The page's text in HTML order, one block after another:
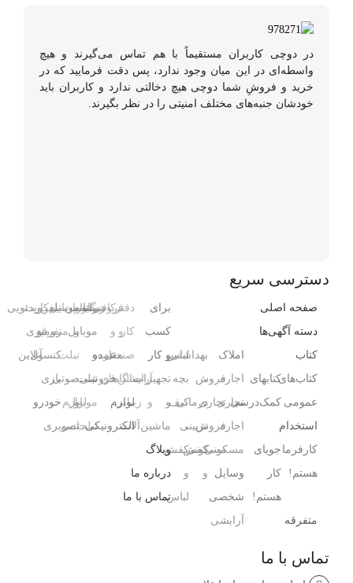
در دوچی کاربران مستقیماً با هم تماس می‌گیرند و هیچ
واسطه‌ای در این میان وجود ندارد، پس دقت فرمایید که در
خرید و فروشِ شما دوچی هیچ دخالتی ندارد و کاربران باید
خودشان جنبه‌های مختلف امنیتی را در نظر بگیرند.
دسترسی سریع
صفحه اصلی
دسته آگهی‌ها
کتاب
کتاب‌های
عمومی
کتابهای
کمک‌درسی
استخدام
کارفرما
هستم!
جویای
کار
هستم!
متفرقه
املاک
اجاره
تجاری
اجاره
مسکونی
فروش
تجاری
فروش
مسکونی
وسایل
شخصی
آرایشی ،
بهداشتی
،
درمانی
تزیینی
کفش
و
لباس
بچه
کیف
،
کفش
و
لباس
برای
کسب
و کار
تجهیزات
و
ماشین‌آلات
آرایشگاه
و
سالن‌های
زیبایی
دفتر
کار
صنعتی
فروشگاه
و
مغازه
کافی‌شاپ
و
رستوران
عمده
فروشی
لوازم
الکترونیکی
رایانه
موبایل
و
تبلت
موبایل
تبلت
لوازم
جانبی
موبایل
و
تبلت
سیم‌کارت
متفرقه
صوتی
و
تصویری
تلفن
رومیزی
کنسول،
بازی‌
ویدئویی
و
آنلاین
خودرو
وبلاگ
درباره ما
تماس با ما
تماس با ما